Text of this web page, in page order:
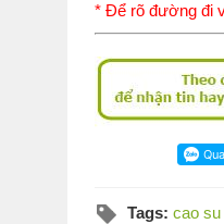
* Để rõ đường đi
Tags: cao